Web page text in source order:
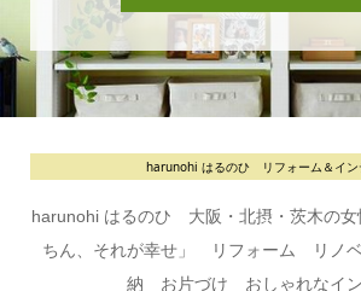
harunohi はるのひ リフォーム＆イン
harunohi はるのひ 大阪・北摂・茨木の
ちん、それが幸せ」 リフォーム リノ
納 お片づけ おしゃれなイ